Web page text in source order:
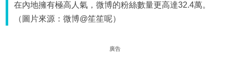
在內地擁有極高人氣，微博的粉絲數量更高達32.4萬。
（圖片來源：微博@笙笙呢）
廣告